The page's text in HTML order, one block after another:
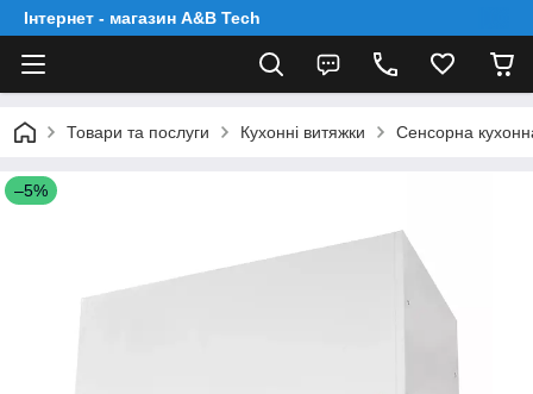
Інтернет - магазин A&B Tech
Товари та послуги Кухонні витяжки Сенсорна
–5%